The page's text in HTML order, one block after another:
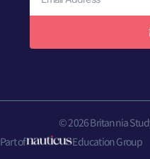
© 2026 Britannia
Part of
Education Group